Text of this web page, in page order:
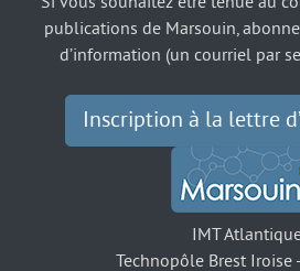
publications de Marsouin,
d’information (un courriel par
Inscription à la lettre
IMT
Technopôle Brest Iroise